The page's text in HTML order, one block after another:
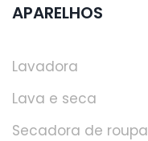
APARELHOS
Lavadora
Lava e seca
Secadora de roupa